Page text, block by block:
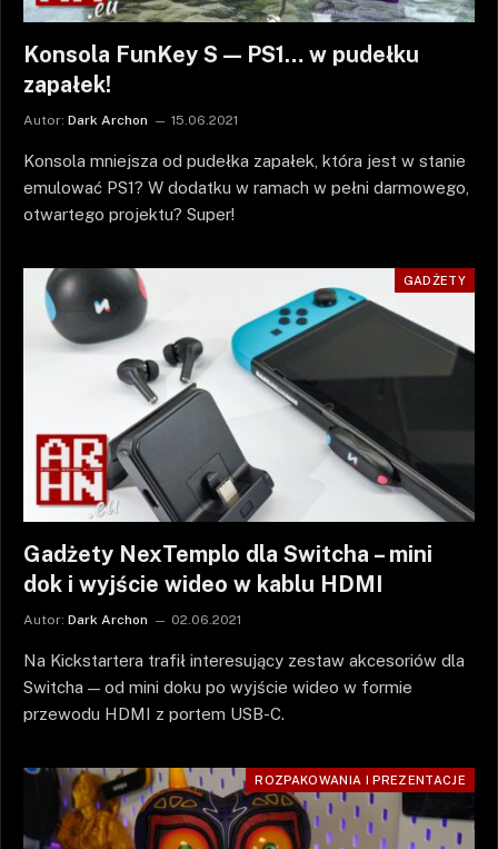
Konsola FunKey S — PS1… w pudełku
zapałek!
Autor: Dark Archon 15.06.2021
Konsola mniejsza od pudełka zapałek, która jest w stanie
emulować PS1? W dodatku w ramach w pełni darmowego,
otwartego projektu? Super!
GADŻETY
Gadżety NexTemplo dla Switcha – mini
dok i wyjście wideo w kablu HDMI
Autor: Dark Archon 02.06.2021
Na Kickstartera trafił interesujący zestaw akcesoriów dla
Switcha — od mini doku po wyjście wideo w formie
przewodu HDMI z portem USB-C.
ROZPAKOWANIA I PREZENTACJE